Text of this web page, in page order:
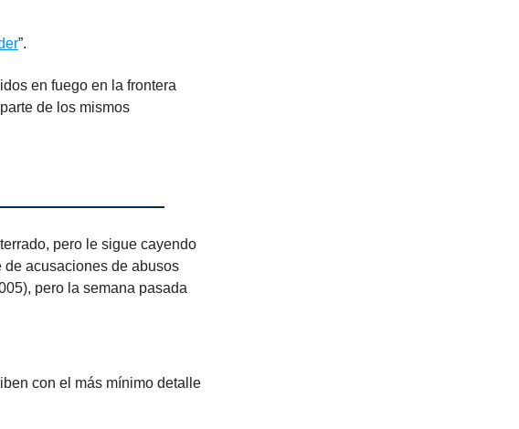
”.
en fuego en la frontera
de los mismos
pero le sigue cayendo
acusaciones de abusos
pero la semana pasada
con el más mínimo detalle